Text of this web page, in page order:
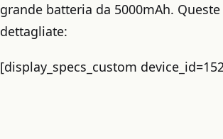
grande batteria da 5000mAh.
dettagliate:
[display_specs_custom